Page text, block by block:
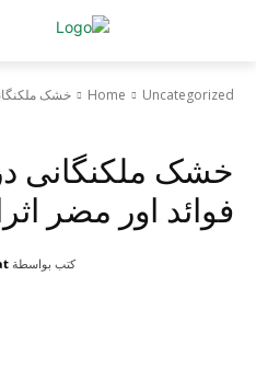
Home Uncategorized خشک
خشک ملکنگانی
فوائد اور مضر
كتب بواسطة